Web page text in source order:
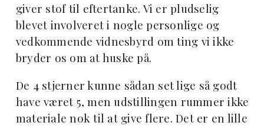
giver stof til eftertanke. Vi er pludselig
blevet involveret i nogle personlige og
vedkommende vidnesbyrd om ting vi ikke
bryder os om at huske på.
De 4 stjerner kunne sådan set lige så godt
have været 5, men udstillingen rummer ikke
materiale nok til at give flere. Det er en lille